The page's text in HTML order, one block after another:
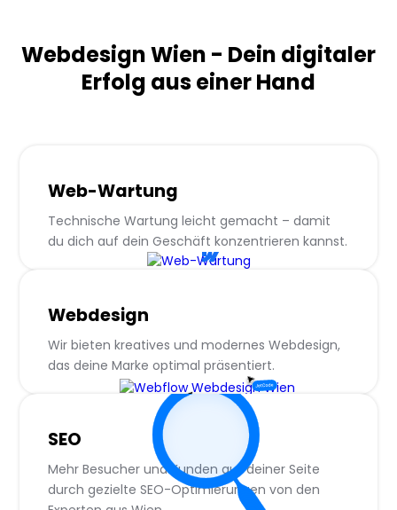
Webdesign Wien - Dein digitaler
Erfolg aus einer Hand
Web-Wartung
Technische Wartung leicht gemacht – damit
du dich auf dein Geschäft konzentrieren kannst.
Webdesign
Wir bieten kreatives und modernes Webdesign,
das deine Marke optimal präsentiert.
SEO
Mehr Besucher und Kunden auf deiner Seite
durch gezielte SEO-Optimierungen von den
SEO
Web Wartung
Berater
© 2025 JetCode Webdesign Wien
Impressum I Datenschutz AGB